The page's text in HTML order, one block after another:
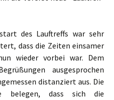
des Lauftreffs war sehr
dass die Zeiten einsamer
wieder vorbei war. Dem
ausgesprochen
distanziert aus. Die
belegen, dass sich die